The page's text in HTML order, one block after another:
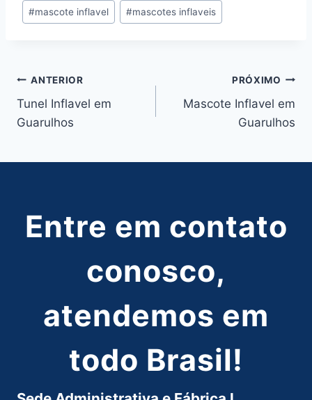
Tags
do
#mascote inflavel #mascotes inflaveis
Navegação
de
ANTERIOR
Tunel Inflavel em
Guarulhos
PRÓXIMO
Mascote Inflavel em
Guarulhos
Entre em contato
conosco,
atendemos em
todo Brasil!